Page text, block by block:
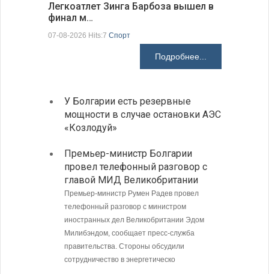
Легкоатлет Зинга Барбоза вышел в
финал м…
07-08-2026 Hits:7 Спорт
Подробнее...
У Болгарии есть резервные
мощности в случае остановки АЭС
«Козлодуй»
Премьер-министр Болгарии
провел телефонный разговор с
главой МИД Великобритании
Премьер-министр Румен Радев провел
телефонный разговор с министром
иностранных дел Великобритании Эдом
Милибэндом, сообщает пресс-служба
правительства. Стороны обсудили
сотрудничество в энергетическо